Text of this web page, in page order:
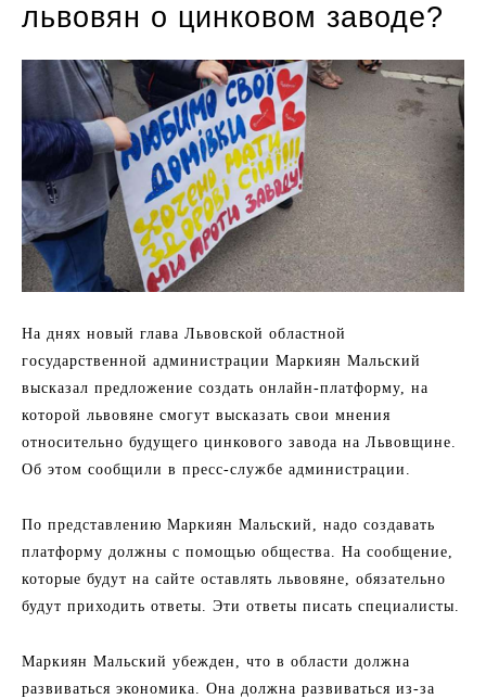
львовян о цинковом заводе?
На днях новый глава Львовской областной
государственной администрации Маркиян Мальский
высказал предложение создать онлайн-платформу, на
которой львовяне смогут высказать свои мнения
относительно будущего цинкового завода на Львовщине.
Об этом сообщили в пресс-службе администрации.
По представлению Маркиян Мальский, надо создавать
платформу должны с помощью общества. На сообщение,
которые будут на сайте оставлять львовяне, обязательно
будут приходить ответы. Эти ответы писать специалисты.
Маркиян Мальский убежден, что в области должна
развиваться экономика. Она должна развиваться из-за